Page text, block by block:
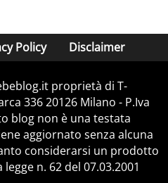
Policy Disclaimer
proprietà di T-
336 20126 Milano - P.Iva
blog non è una testata
aggiornato senza alcuna
considerarsi un prodotto
n. 62 del 07.03.2001